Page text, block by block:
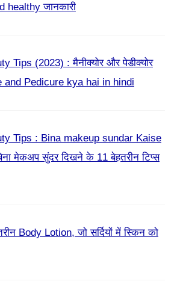
healthy जानकारी
Tips (2023) : मैनीक्योर और पेडीक्योर
and Pedicure kya hai in hindi
Tips : Bina makeup sundar Kaise
मेकअप सुंदर दिखने के 11 बेहतरीन टिप्स
Body Lotion, जो सर्दियों में स्किन को